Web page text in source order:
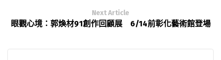
Next Article
眼觀心境：郭煥材91創作回顧展 6/14前彰化藝術館登場